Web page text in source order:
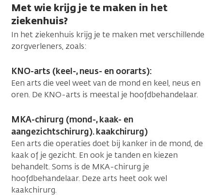
Met wie krijg je te maken in het
ziekenhuis?
In het ziekenhuis krijg je te maken met verschillende
zorgverleners, zoals:
KNO-arts (keel-, neus- en oorarts):
Een arts die veel weet van de mond en keel, neus en
oren. De KNO-arts is meestal je hoofdbehandelaar.
MKA-chirurg (mond-, kaak- en
aangezichtschirurg). kaakchirurg)
Een arts die operaties doet bij kanker in de mond, de
kaak of je gezicht. En ook je tanden en kiezen
behandelt. Soms is de MKA-chirurg je
hoofdbehandelaar. Deze arts heet ook wel
kaakchirurg.